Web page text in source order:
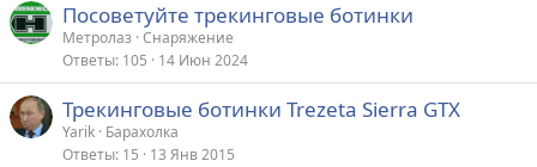
Посоветуйте трекинговые ботинки
Метролаз Снаряжение
Ответы 105 14 Июн 2024
Трекинговые ботинки Trezeta Sierra GTX
Yarik Барахолка
Ответы 15 13 Янв 2015